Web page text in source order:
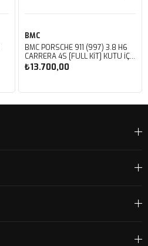
BMC
BMC PORSCHE 911 (997) 3.8 H6
CARRERA 4S [FULL KIT] KUTU İÇİ
PERFORMANS HAVA FİLTRESİ
FB468/20
₺13.700,00